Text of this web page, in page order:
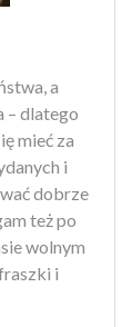
a
– dlatego
mieć za
i
dobrze
też po
wolnym
i